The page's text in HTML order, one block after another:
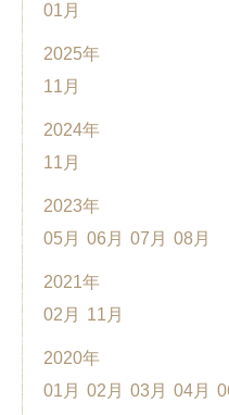
01月
2025年
11月
2024年
11月
2023年
05月 06月 07月 08月
2021年
02月
11月
2020年
01月 02月 03月 04月